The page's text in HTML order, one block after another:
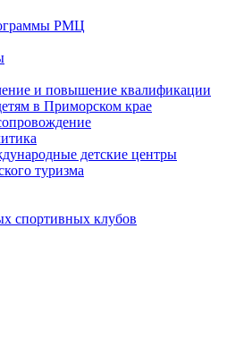
РМЦ
и повышение квалификации
в Приморском крае
детские центры
туризма
спортивных клубов